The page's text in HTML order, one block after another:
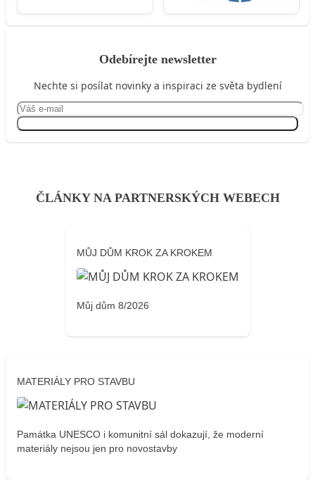
Odebírejte newsletter
Nechte si posílat novinky a inspiraci ze světa bydlení
ČLÁNKY NA PARTNERSKÝCH WEBECH
MŮJ DŮM KROK ZA KROKEM
Můj dům 8/2026
MATERIÁLY PRO STAVBU
Památka UNESCO i komunitní sál dokazují, že moderní
materiály nejsou jen pro novostavby